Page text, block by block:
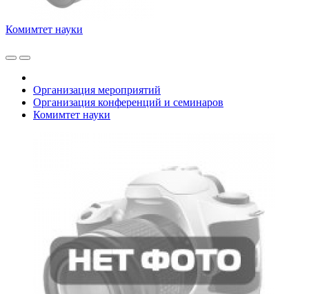
Комимтет науки
Организация мероприятий
Организация конференций и семинаров
Комимтет науки